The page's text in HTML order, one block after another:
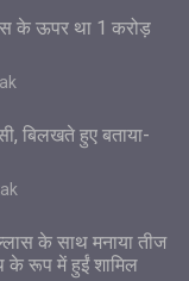
के ऊपर था 1 करोड़
बिलखते हुए बताया-
के साथ मनाया तीज
के रूप में हुईं शामिल